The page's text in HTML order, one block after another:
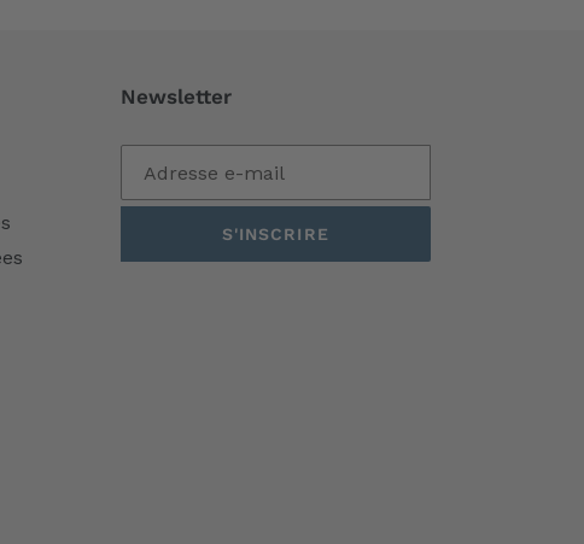
Newsletter
S'INSCRIRE